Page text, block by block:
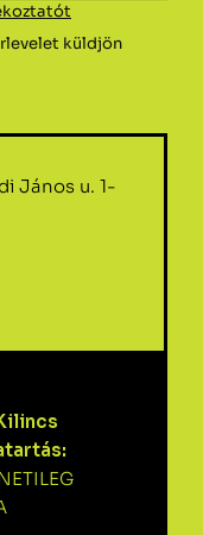
küldjön
János u. 1-